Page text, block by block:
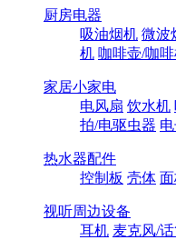
厨房电器
吸油烟机 微波
机 咖啡壶/咖
家居小家电
电风扇 饮水机
拍/电驱虫器
热水器配件
控制板 壳体 面
视听周边设备
耳机 麦克风/